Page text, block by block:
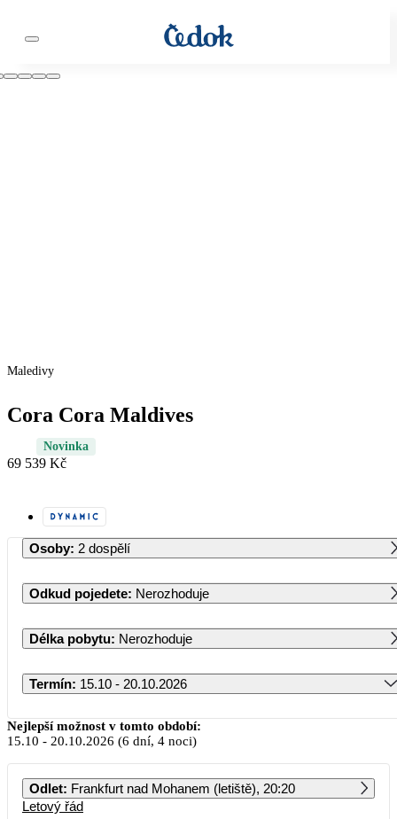
Maledivy
Cora Cora Maldives
Novinka
69 539 Kč
Osoby: 2 dospělí
Odkud pojedete: Nerozhoduje
Délka pobytu: Nerozhoduje
Termín: 15.10 - 20.10.2026
Říjen 2026
PO ÚT ST ČT PÁ SO NE
Nejlepší možnost v tomto období:
15.10 - 20.10.2026 (6 dní, 4 noci)
Odlet: Frankfurt nad Mohanem (letiště), 20:20
Letový řád